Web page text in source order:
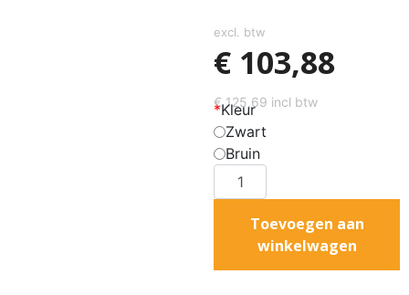
excl. btw
€ 103,88
€125,69 incl btw
*Kleur
Zwart
Bruin
Toevoegen aan
winkelwagen